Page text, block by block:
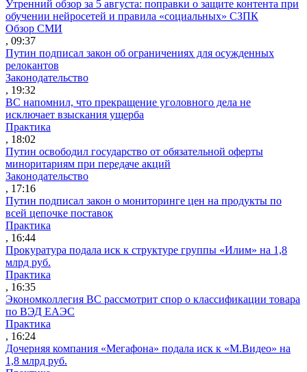
Утренний обзор за 5 августа: поправки о защите контента при
обучении нейросетей и правила «социальных» СЗПК
Обзор СМИ
, 09:37
Путин подписал закон об ограничениях для осужденных
релокантов
Законодательство
, 19:32
ВС напомнил, что прекращение уголовного дела не
исключает взыскания ущерба
Практика
, 18:02
Путин освободил государство от обязательной оферты
миноритариям при передаче акций
Законодательство
, 17:16
Путин подписал закон о мониторинге цен на продукты по
всей цепочке поставок
Практика
, 16:44
Прокуратура подала иск к структуре группы «Илим» на 1,8
млрд руб.
Практика
, 16:35
Экономколлегия ВС рассмотрит спор о классификации товара
по ВЭД ЕАЭС
Практика
, 16:24
Дочерняя компания «Мегафона» подала иск к «М.Видео» на
1,8 млрд руб.